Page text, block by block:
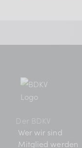
Der BDKV
Wer wir sind
Mitglied werden